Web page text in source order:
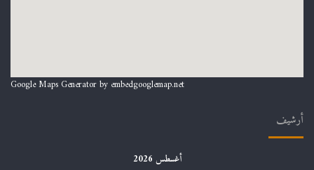
Google Maps Generator by embedgooglemap.net
أرشيف
أغسطس 2026